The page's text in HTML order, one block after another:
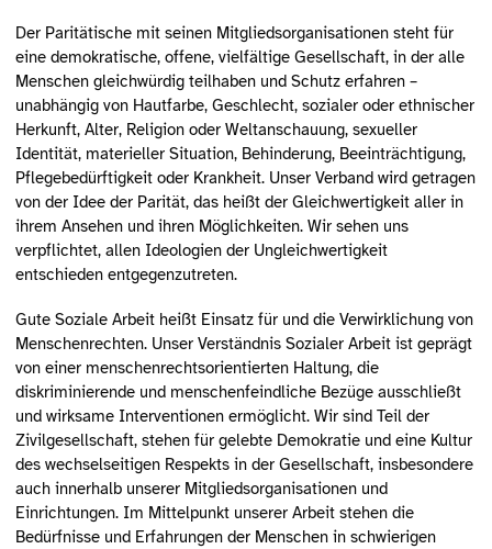
Der Paritätische mit seinen Mitgliedsorganisationen steht für
eine demokratische, offene, vielfältige Gesellschaft, in der alle
Menschen gleichwürdig teilhaben und Schutz erfahren –
unabhängig von Hautfarbe, Geschlecht, sozialer oder ethnischer
Herkunft, Alter, Religion oder Weltanschauung, sexueller
Identität, materieller Situation, Behinderung, Beeinträchtigung,
Pflegebedürftigkeit oder Krankheit. Unser Verband wird getragen
von der Idee der Parität, das heißt der Gleichwertigkeit aller in
ihrem Ansehen und ihren Möglichkeiten. Wir sehen uns
verpflichtet, allen Ideologien der Ungleichwertigkeit
entschieden entgegenzutreten.
Gute Soziale Arbeit heißt Einsatz für und die Verwirklichung von
Menschenrechten. Unser Verständnis Sozialer Arbeit ist geprägt
von einer menschenrechtsorientierten Haltung, die
diskriminierende und menschenfeindliche Bezüge ausschließt
und wirksame Interventionen ermöglicht. Wir sind Teil der
Zivilgesellschaft, stehen für gelebte Demokratie und eine Kultur
des wechselseitigen Respekts in der Gesellschaft, insbesondere
auch innerhalb unserer Mitgliedsorganisationen und
Einrichtungen. Im Mittelpunkt unserer Arbeit stehen die
Bedürfnisse und Erfahrungen der Menschen in schwierigen